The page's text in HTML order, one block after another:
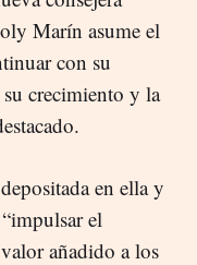
Marín asume el
con su
crecimiento y la
en ella y
el
añadido a los